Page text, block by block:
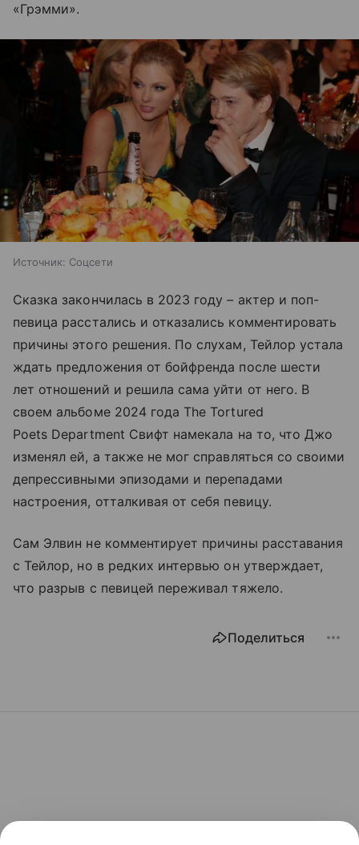
«Грэмми».
Источник: Соцсети
Сказка закончилась в 2023 году – актер и поп-
певица расстались и отказались комментировать
причины этого решения. По слухам, Тейлор устала
ждать предложения от бойфренда после шести
лет отношений и решила сама уйти от него. В
своем альбоме 2024 года The Tortured
Poets Department Свифт намекала на то, что Джо
изменял ей, а также не мог справляться со своими
депрессивными эпизодами и перепадами
настроения, отталкивая от себя певицу.
Сам Элвин не комментирует причины расставания
с Тейлор, но в редких интервью он утверждает,
что разрыв с певицей переживал тяжело.
Поделиться